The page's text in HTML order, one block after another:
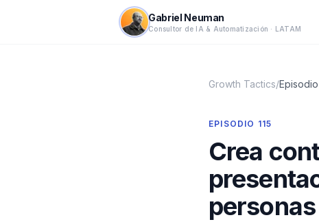
Gabriel Neuman
Consultor de IA & Automatización · LATAM
Growth Tactics/Episodio
EPISODIO 115
Crea